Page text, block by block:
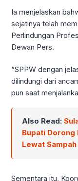
Ia menjelaskan
sejatinya telah
Perlindungan
Dewan Pers.
“SPPW dengan
dilindungi dari
pun saat
Also Read:
Bupati Dorong
Lewat Sampah
Sementara itu,